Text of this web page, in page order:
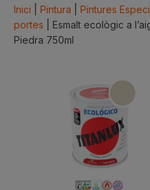
Inici Pintura Pintures
portes | Esmalt ecològic a
Piedra 750ml